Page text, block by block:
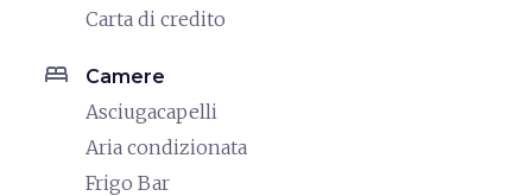
Carta di credito
bed Camere
Asciugacapelli
Aria condizionata
Frigo Bar